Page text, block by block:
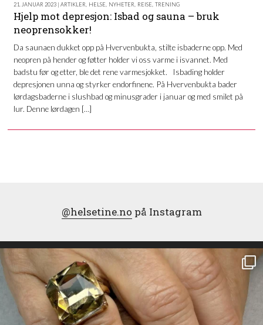
21. JANUAR 2023 | ARTIKLER HELSE NYHETER REISE TRENING
Hjelp mot depresjon: Isbad og sauna – bruk
neoprensokker!
Da saunaen dukket opp på Hvervenbukta, stilte isbaderne opp. Med
neopren på hender og føtter holder vi oss varme i isvannet. Med
badstu før og etter, ble det rene varmesjokket. Isbading holder
depresjonen unna og styrker endorfinene. På Hvervenbukta bader
lørdagsbaderne i slushbad og minusgrader i januar og med smilet på
lur. Denne lørdagen […]
@helsetine.no på Instagram